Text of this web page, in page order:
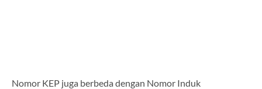
Nomor KEP juga berbeda dengan Nomor Induk